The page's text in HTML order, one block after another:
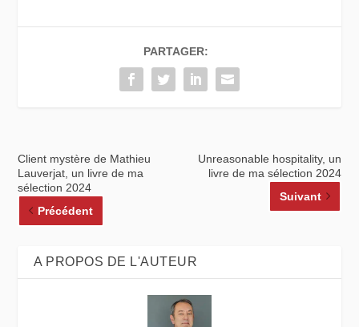
PARTAGER:
Client mystère de Mathieu
Lauverjat, un livre de ma
sélection 2024
Précédent
Unreasonable hospitality, un
livre de ma sélection 2024
Suivant
A PROPOS DE L'AUTEUR